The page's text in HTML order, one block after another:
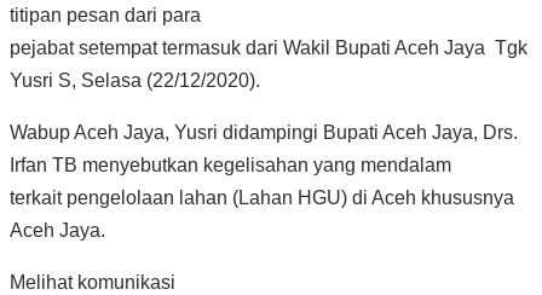
titipan pesan dari para
pejabat setempat termasuk dari Wakil Bupati Aceh Jaya Tgk
Yusri S, Selasa (22/12/2020).
Wabup Aceh Jaya, Yusri didampingi Bupati Aceh Jaya, Drs.
Irfan TB menyebutkan kegelisahan yang mendalam
terkait pengelolaan lahan (Lahan HGU) di Aceh khususnya
Aceh Jaya.
Melihat komunikasi